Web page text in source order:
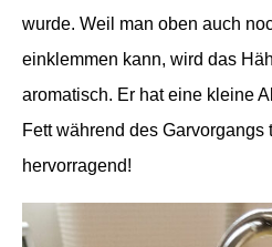
wurde. Weil man oben auch
einklemmen kann, wird das
aromatisch. Er hat eine kleine
Fett während des
hervorragend!